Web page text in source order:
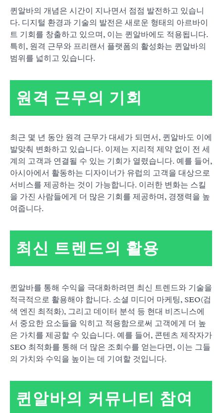
퀸알바의 개념은 시간이 지나면서 점점 발전하고 있습니
다. 디지털 환경과 기술의 발전은 새로운 형태의 아르바이
트 기회를 창출하고 있으며, 이는 퀸알바에도 적용됩니다.
특히, 원격 근무와 프리랜서 플랫폼의 활성화는 퀸알바의
범위를 넓히고 있습니다.
원격 근무의 기회
최근 몇 년 동안 원격 근무가 대세가 되면서, 퀸알바도 이에
발맞춰 변화하고 있습니다. 이제는 지리적 제약 없이 전 세
계의 고객과 연결될 수 있는 기회가 열렸습니다. 예를 들어,
아시아에서 활동하는 디자이너가 유럽의 고객을 대상으로
서비스를 제공하는 것이 가능합니다. 이러한 변화는 스킬
을 가진 사람들에게 더 많은 기회를 제공하며, 경쟁력을 높
여줍니다.
최신 트렌드의 활용
퀸알바를 통해 수익을 극대화하려면 최신 트렌드와 기술을
적극적으로 활용해야 합니다. 소셜 미디어 마케팅, SEO(검
색 엔진 최적화), 그리고 데이터 분석 등 현대 비즈니스에
서 중요한 요소들을 익히고 적용함으로써 고객에게 더 높
은 가치를 제공할 수 있습니다. 예를 들어, 콘텐츠 제작자가
SEO 최적화를 통해 더 많은 조회수를 얻는다면, 이는 그들
의 가치와 수익을 높이는 데 기여할 것입니다.
퀸알바의 커뮤니티 참여